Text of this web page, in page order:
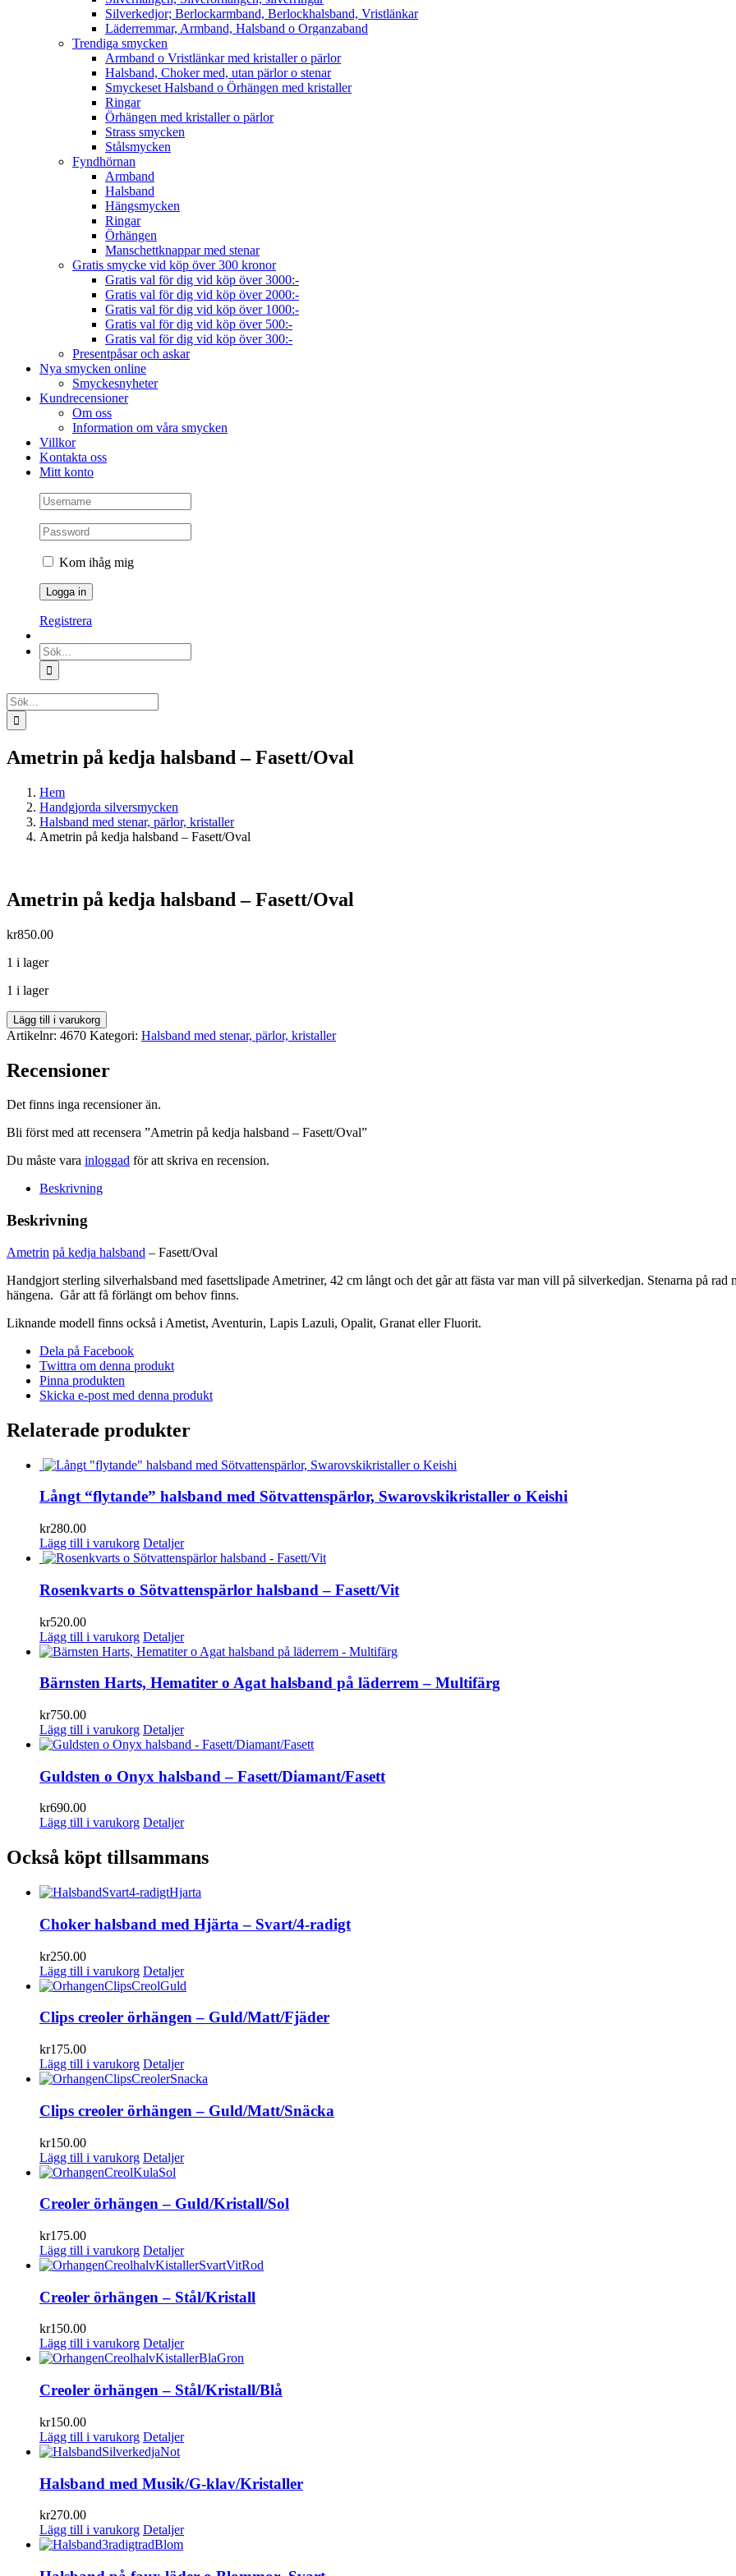
Silverkedjor; Berlockarmband, Berlockhalsband, Vristlänkar
Läderremmar, Armband, Halsband o Organzaband
Trendiga smycken
Armband o Vristlänkar med kristaller o pärlor
Halsband, Choker med, utan pärlor o stenar
Smyckeset Halsband o Örhängen med kristaller
Ringar
Örhängen med kristaller o pärlor
Strass smycken
Stålsmycken
Fyndhörnan
Armband
Halsband
Hängsmycken
Ringar
Örhängen
Manschettknappar med stenar
Gratis smycke vid köp över 300 kronor
Gratis val för dig vid köp över 3000:-
Gratis val för dig vid köp över 2000:-
Gratis val för dig vid köp över 1000:-
Gratis val för dig vid köp över 500:-
Gratis val för dig vid köp över 300:-
Presentpåsar och askar
Nya smycken online
Smyckesnyheter
Kundrecensioner
Om oss
Information om våra smycken
Villkor
Kontakta oss
Mitt konto
Kom ihåg mig
Registrera
Sök
efter:
Sök
efter:
Ametrin på kedja halsband – Fasett/Oval
Hem
Handgjorda silversmycken
Halsband med stenar, pärlor, kristaller
Ametrin på kedja halsband – Fasett/Oval
Ametrin på kedja halsband – Fasett/Oval
kr850.00
1 i lager
1 i lager
Ametrin
på
halsband
-
mängd
Lägg till i varukorg
Artikelnr: 4670 Kategori: Halsband med stenar, pärlor, kristaller
Recensioner
Det finns inga recensioner än.
Bli först med att recensera ”Ametrin på kedja halsband – Fasett/Oval”
Du måste vara inloggad för att skriva en recension.
Beskrivning
Beskrivning
Ametrin på kedja halsband – Fasett/Oval
Handgjort sterling silverhalsband med fasettslipade Ametriner, 42 cm långt och det går att fästa var man vill på silverkedjan. Stenarna på
hängena. Går att få förlängt om behov finns.
Liknande modell finns också i Ametist, Aventurin, Lapis Lazuli, Opalit, Granat eller Fluorit.
Dela på Facebook
Twittra om denna produkt
Pinna produkten
Skicka e-post med denna produkt
Relaterade produkter
Långt “flytande” halsband med Sötvattenspärlor, Swarovskikristaller o Keishi
kr280.00
Lägg till i varukorg Detaljer
Rosenkvarts o Sötvattenspärlor halsband – Fasett/Vit
kr520.00
Lägg till i varukorg Detaljer
Bärnsten Harts, Hematiter o Agat halsband på läderrem – Multifärg
kr750.00
Lägg till i varukorg Detaljer
Guldsten o Onyx halsband – Fasett/Diamant/Fasett
kr690.00
Lägg till i varukorg Detaljer
Också köpt tillsammans
Choker halsband med Hjärta – Svart/4-radigt
kr250.00
Lägg till i varukorg Detaljer
Clips creoler örhängen – Guld/Matt/Fjäder
kr175.00
Lägg till i varukorg Detaljer
Clips creoler örhängen – Guld/Matt/Snäcka
kr150.00
Lägg till i varukorg Detaljer
Creoler örhängen – Guld/Kristall/Sol
kr175.00
Lägg till i varukorg Detaljer
Creoler örhängen – Stål/Kristall
kr150.00
Lägg till i varukorg Detaljer
Creoler örhängen – Stål/Kristall/Blå
kr150.00
Lägg till i varukorg Detaljer
Halsband med Musik/G-klav/Kristaller
kr270.00
Lägg till i varukorg Detaljer